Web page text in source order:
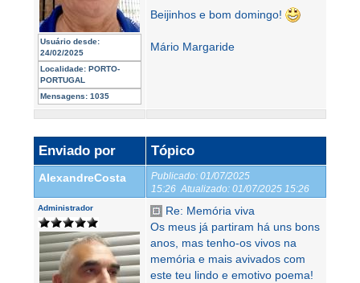
Usuário desde:
24/02/2025
Localidade: PORTO-
PORTUGAL
Mensagens: 1035
Beijinhos e bom domingo!
Mário Margaride
Enviado por Tópico
AlexandreCosta Publicado: 01/07/2025
15:26 Atualizado: 01/07/2025 15:26
Administrador
Re: Memória viva
Os meus já partiram há uns bons
anos, mas tenho-os vivos na
memória e mais avivados com
este teu lindo e emotivo poema!